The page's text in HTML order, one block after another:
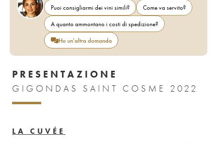
Puoi consigliarmi dei vini simili?
Come va servito?
A quanto ammontano i costi di spedizione?
Ho un'altra domanda
PRESENTAZIONE
GIGONDAS SAINT COSME 2022
LA CUVÉE